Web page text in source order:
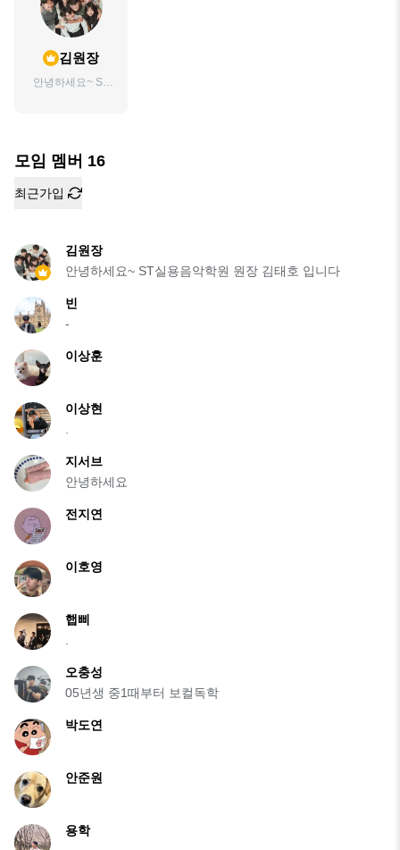
김원장
안녕하세요~ ST
모임 멤버 16
최근가입
김원장
안녕하세요~ ST실용음악학원 원장 김태호 입니다
빈
-
이상훈
이상현
지서브
안녕하세요
전지연
이호영
햅삐
오충성
05년생 중1때부터 보컬독학
박도연
안준원
용학